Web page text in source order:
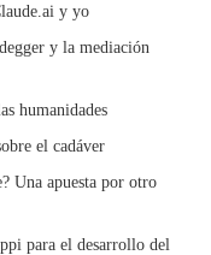
y yo
y la mediación
humanidades
el cadáver
Una apuesta por otro
para el desarrollo del